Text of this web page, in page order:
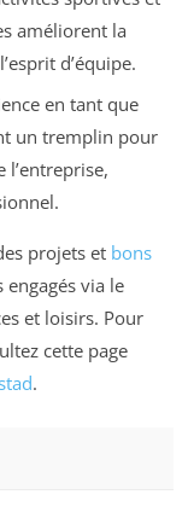
améliorent la
d’équipe.
en tant que
un tremplin pour
l’entreprise,
projets et bons
engagés via le
et loisirs. Pour
cette page
.